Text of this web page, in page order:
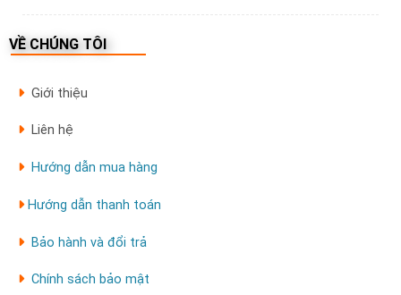
VỀ CHÚNG TÔI
Giới thiệu
Liên hệ
Hướng dẫn mua hàng
Hướng dẫn thanh toán
Bảo hành và đổi trả
Chính sách bảo mật